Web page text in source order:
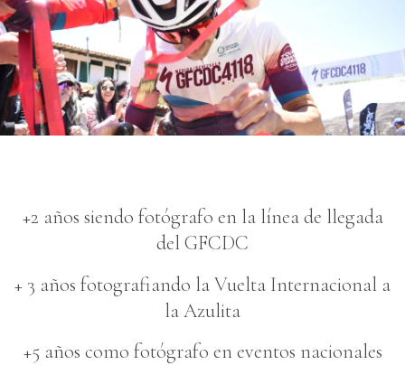
+2 años siendo fotógrafo en la línea de llegada
del GFCDC
+ 3 años fotografiando la Vuelta Internacional a
la Azulita
+5 años como fotógrafo en eventos nacionales